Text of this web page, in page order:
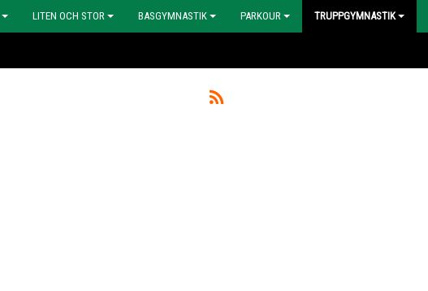
LITEN OCH STOR BASGYMNASTIK PARKOUR TRUPPGYMNASTIK